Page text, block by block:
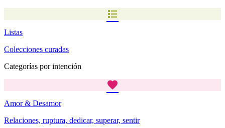
format_list_bulleted
Listas
Colecciones curadas
Categorías por intención
favorite
Amor & Desamor
Relaciones, ruptura, dedicar, superar, sentir